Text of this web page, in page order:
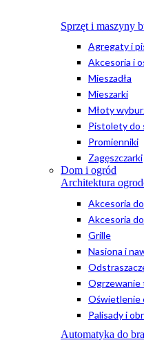
Sprzęt i maszyny
Agregaty i
Akcesoria i
Mieszadła
Mieszarki
Młoty
Pistolety do
Promienniki
Zagęszczarki
Dom i ogród
Architektura
Akcesoria
Akcesoria
Grille
Nasiona i
Ogrzewanie
Oświetlenie
Palisady i
Automatyka do